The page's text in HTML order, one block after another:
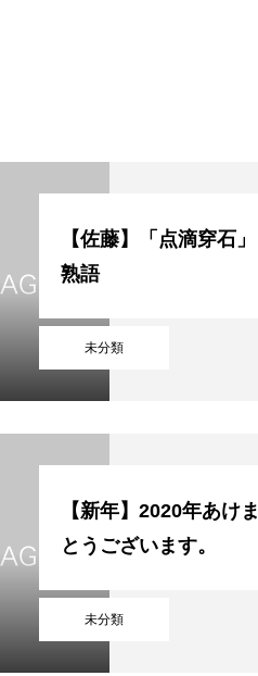
未分類
【佐藤】「点滴穿石
熟語
未分類
【新年】2020年あけ
とうございます。